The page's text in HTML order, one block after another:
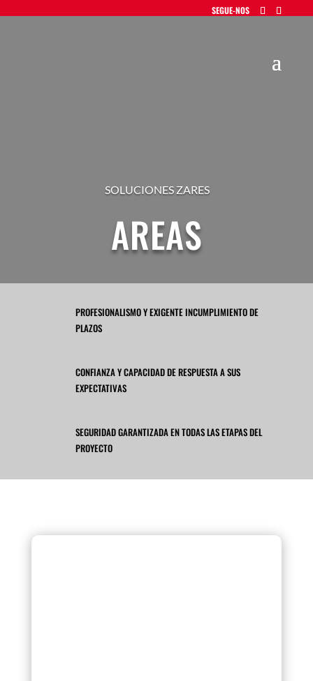
SOLUCIONES ZARES
AREAS
PROFESIONALISMO Y EXIGENTE INCUMPLIMIENTO DE
PLAZOS
CONFIANZA Y CAPACIDAD DE RESPUESTA A SUS
EXPECTATIVAS
SEGURIDAD GARANTIZADA EN TODAS LAS ETAPAS DEL
PROYECTO